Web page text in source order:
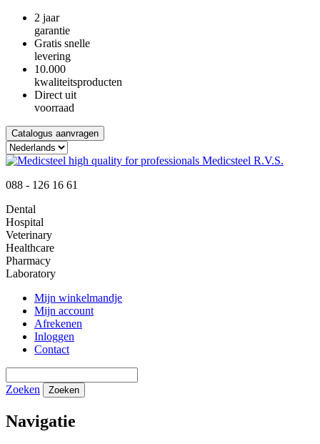
2 jaar
garantie
Gratis snelle
levering
10.000
kwaliteitsproducten
Direct uit
voorraad
Catalogus aanvragen
088 - 126 16 61
Dental
Hospital
Veterinary
Healthcare
Pharmacy
Laboratory
Mijn winkelmandje
Mijn account
Afrekenen
Inloggen
Contact
Zoeken Zoeken
Navigatie